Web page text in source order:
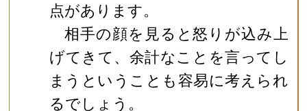
点があります。
相手の顔を見ると怒りが込み上
げてきて、余計なことを言ってし
まうということも容易に考えられ
るでしょう。